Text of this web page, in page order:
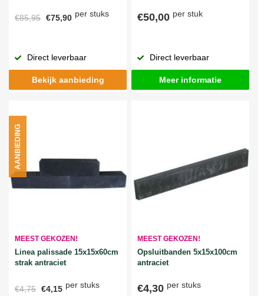
€85,95 €75,90 per stuks
Direct leverbaar
Bekijk aanbieding
€50,00 per stuk
Direct leverbaar
Meer informatie
MEEST GEKOZEN!
Linea palissade 15x15x60cm
strak antraciet
€4,75 €4,15 per stuks
AANBIEDING
MEEST GEKOZEN!
Opsluitbanden 5x15x100cm
antraciet
€4,30 per stuks